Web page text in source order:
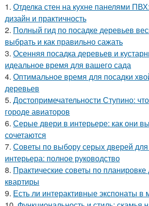
1. Отделка стен на кухне панелями
дизайн и практичность
2. Полный гид по посадке деревьев
выбрать и как правильно сажать
3. Осенняя посадка деревьев и
идеальное время для вашего сада
4. Оптимальное время для посадки
деревьев
5. Достопримечательности Ступино:
городе авиаторов
6. Серые двери в интерьере: как они
сочетаются
7. Советы по выбору серых дверей
интерьера: полное руководство
8. Практические советы по планировке
квартиры
9. Есть ли интерактивные экспонаты в